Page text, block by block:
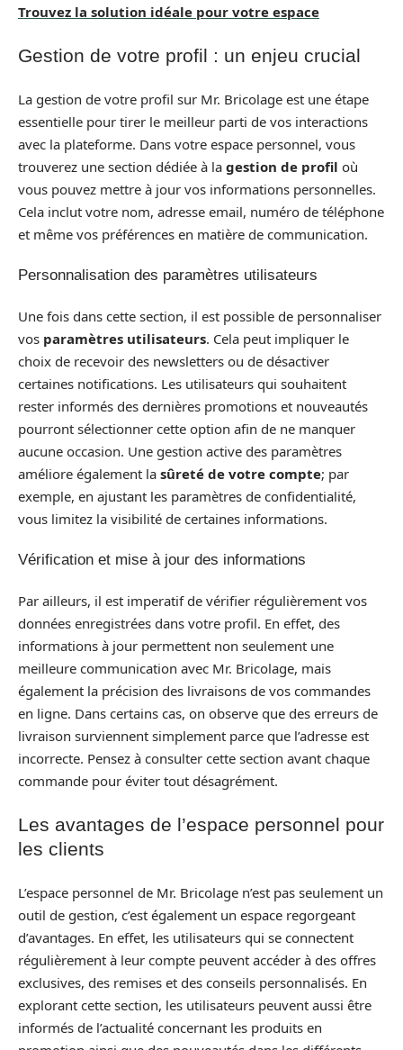
Trouvez la solution idéale pour votre espace
Gestion de votre profil : un enjeu crucial
La gestion de votre profil sur Mr. Bricolage est une étape
essentielle pour tirer le meilleur parti de vos interactions
avec la plateforme. Dans votre espace personnel, vous
trouverez une section dédiée à la gestion de profil où
vous pouvez mettre à jour vos informations personnelles.
Cela inclut votre nom, adresse email, numéro de téléphone
et même vos préférences en matière de communication.
Personnalisation des paramètres utilisateurs
Une fois dans cette section, il est possible de personnaliser
vos paramètres utilisateurs. Cela peut impliquer le
choix de recevoir des newsletters ou de désactiver
certaines notifications. Les utilisateurs qui souhaitent
rester informés des dernières promotions et nouveautés
pourront sélectionner cette option afin de ne manquer
aucune occasion. Une gestion active des paramètres
améliore également la sûreté de votre compte; par
exemple, en ajustant les paramètres de confidentialité,
vous limitez la visibilité de certaines informations.
Vérification et mise à jour des informations
Par ailleurs, il est imperatif de vérifier régulièrement vos
données enregistrées dans votre profil. En effet, des
informations à jour permettent non seulement une
meilleure communication avec Mr. Bricolage, mais
également la précision des livraisons de vos commandes
en ligne. Dans certains cas, on observe que des erreurs de
livraison surviennent simplement parce que l’adresse est
incorrecte. Pensez à consulter cette section avant chaque
commande pour éviter tout désagrément.
Les avantages de l’espace personnel pour
les clients
L’espace personnel de Mr. Bricolage n’est pas seulement un
outil de gestion, c’est également un espace regorgeant
d’avantages. En effet, les utilisateurs qui se connectent
régulièrement à leur compte peuvent accéder à des offres
exclusives, des remises et des conseils personnalisés. En
explorant cette section, les utilisateurs peuvent aussi être
informés de l’actualité concernant les produits en